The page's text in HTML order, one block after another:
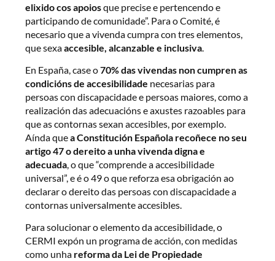
elixido cos apoiosque precise e pertencendo e
participando de comunidade”. Para o Comité, é
necesario que a vivenda cumpra con tres elementos,
que sexaaccesible, alcanzable e inclusiva
En España, case o70% das vivendas non cumpren as
condicións de accesibilidade necesarias para
persoas con discapacidade e persoas maiores, como a
realización das adecuacións e axustes razoables para
que as contornas sexan accesibles, por exemplo.
Aínda quea Constitución Española recoñece no seu
artigo 47 o dereito a unha vivenda digna e
adecuada, o que “comprende a accesibilidade
universal”, e é o 49 o que reforza esa obrigación ao
declarar o dereito das persoas con discapacidade a
contornas universalmente accesibles.
Para solucionar o elemento da accesibilidade, o
CERMI expón un programa de acción, con medidas
como unha reforma da Lei de Propiedade